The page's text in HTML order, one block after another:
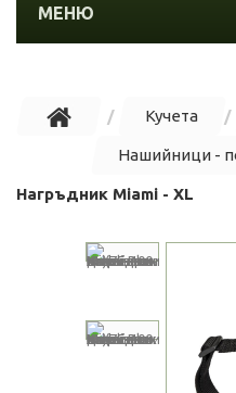
МЕНЮ
Кучета
Нашийници -
Нагръдник Miami - XL